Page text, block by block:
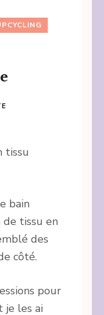
tissu
bain
de tissu en
des
côté.
pour
je les ai